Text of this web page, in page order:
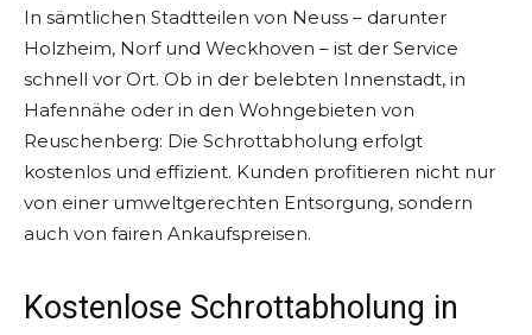
In sämtlichen Stadtteilen von Neuss – darunter
Holzheim, Norf und Weckhoven – ist der Service
schnell vor Ort. Ob in der belebten Innenstadt, in
Hafennähe oder in den Wohngebieten von
Reuschenberg: Die Schrottabholung erfolgt
kostenlos und effizient. Kunden profitieren nicht nur
von einer umweltgerechten Entsorgung, sondern
auch von fairen Ankaufspreisen.
Kostenlose Schrottabholung in